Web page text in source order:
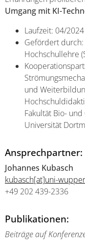
Umgang mit KI-
Laufzeit: 04/
Gefördert
Hochschullehre
und
Fakultät Bio-
Universität
Ansprechpartner:
Johannes Kubasch
kubasch[at]uni-
+49 202 439-2336
Publikationen:
Beiträge auf